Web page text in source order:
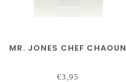
MR. JONES CHEF CHAOUN
€3,95